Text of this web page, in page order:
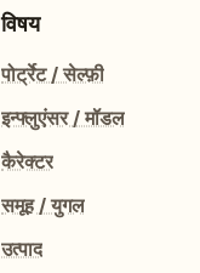
विषय
पोर्ट्रेट / सेल्फ़ी
इन्फ्लुएंसर / मॉडल
कैरेक्टर
समूह / युगल
उत्पाद